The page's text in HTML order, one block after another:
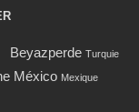
Beyazperde Turquie
México Mexique